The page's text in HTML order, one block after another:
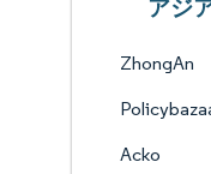
アジ
ZhongAn
Acko